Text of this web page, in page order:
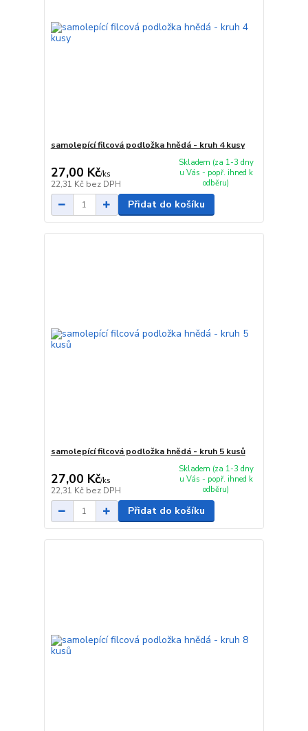
samolepící filcová podložka hnědá - kruh 4 kusy
27,00 Kč/ks
22,31 Kč bez DPH
Skladem (za 1-3 dny
u Vás - popř. ihned k
odběru)
Přidat do košíku
samolepící filcová podložka hnědá - kruh 5 kusů
27,00 Kč/ks
22,31 Kč bez DPH
Skladem (za 1-3 dny
u Vás - popř. ihned k
odběru)
Přidat do košíku